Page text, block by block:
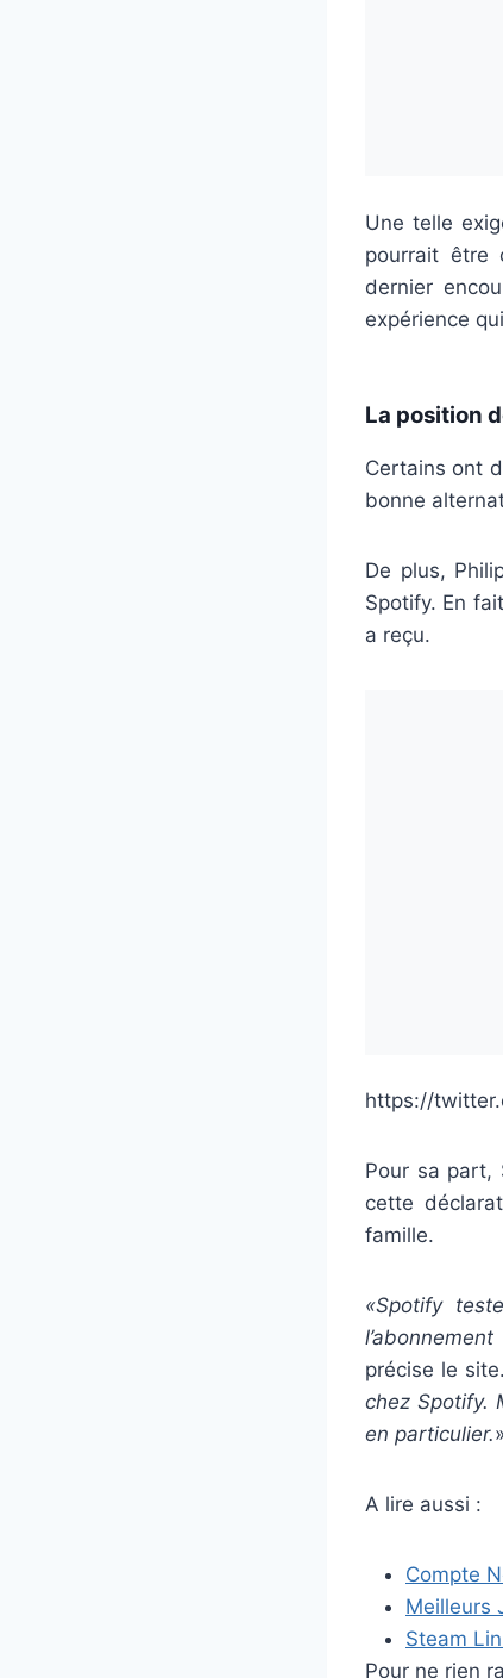
Une telle
pourrait être
dernier
expérience
La position
Certains ont
bonne
De plus,
Spotify. En
a reçu.
https://
Pour sa part,
cette
famille.
«Spotify
précise le
chez Spotify.
en particulier.»
A lire aussi :
Compte
Meilleurs
Steam
Pour ne rien